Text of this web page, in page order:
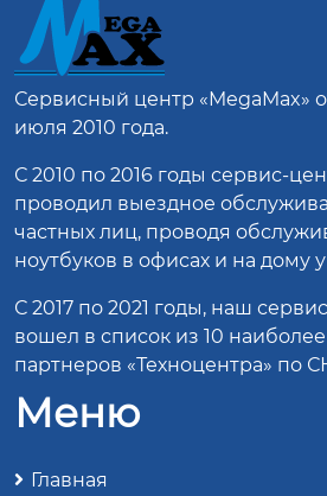
Сервисный центр «MegaMax»
июля 2010 года.
С 2010 по 2016 годы сервис-
проводил выездное
частных лиц, проводя
ноутбуков в офисах и на дому
С 2017 по 2021 годы, наш
вошел в список из 10
партнеров «Техноцентра» по
Меню
Главная